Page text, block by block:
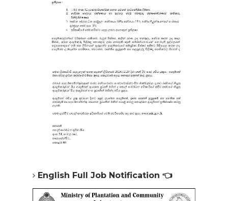
English Full Job Notification 👈